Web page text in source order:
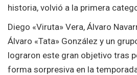
historia, volvió a la primera
Diego «Viruta» Vera, Álvaro
Álvaro «Tata» González y un
lograron este gran objetivo tras
forma sorpresiva en la